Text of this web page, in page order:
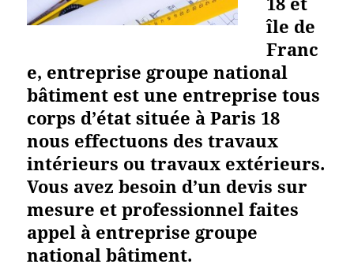
île de
Franc
e, entreprise groupe national
bâtiment est une entreprise tous
corps d’état située à Paris 18
nous effectuons des travaux
intérieurs ou travaux extérieurs.
Vous avez besoin d’un devis sur
mesure et professionnel faites
appel à entreprise groupe
national bâtiment.